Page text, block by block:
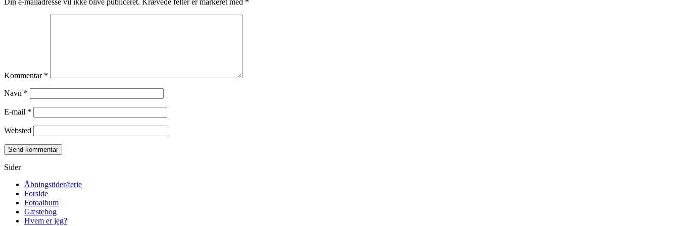
Din e-mailadresse vil ikke blive publiceret. Krævede felter er markeret med *
Kommentar *
Navn *
E-mail *
Websted
Sider
Åbningstider/ferie
Forside
Fotoalbum
Gæstebog
Hvem er jeg?